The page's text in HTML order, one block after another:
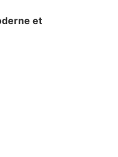
et